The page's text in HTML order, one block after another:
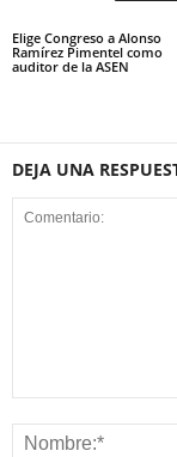
Elige Congreso a Alonso
Ramírez Pimentel como
auditor de la ASEN
DEJA UNA